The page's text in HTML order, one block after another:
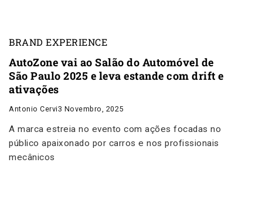
BRAND EXPERIENCE
AutoZone vai ao Salão do Automóvel de
São Paulo 2025 e leva estande com drift e
ativações
Antonio Cervi3 Novembro, 2025
A marca estreia no evento com ações focadas no
público apaixonado por carros e nos profissionais
mecânicos